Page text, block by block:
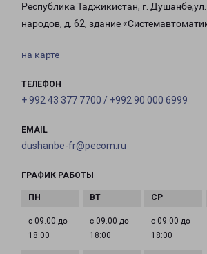
Республика Таджикистан, г.
народов, д. 62, здание
на карте
ТЕЛЕФОН
+ 992 43 377 7700 / +992 90 000 6999
EMAIL
dushanbe-fr@pecom.ru
ГРАФИК РАБОТЫ
с 09:00 до
18:00
с 09:00 до
18:00
с 09:00 до
18:00